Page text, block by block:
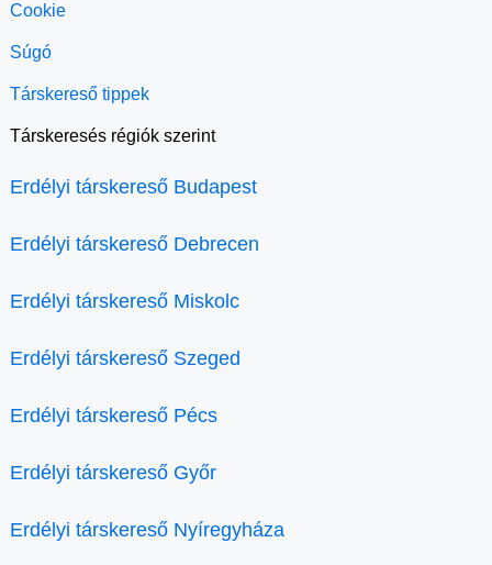
Cookie
Súgó
Társkereső tippek
Társkeresés régiók szerint
Erdélyi társkereső Budapest
Erdélyi társkereső Debrecen
Erdélyi társkereső Miskolc
Erdélyi társkereső Szeged
Erdélyi társkereső Pécs
Erdélyi társkereső Győr
Erdélyi társkereső Nyíregyháza